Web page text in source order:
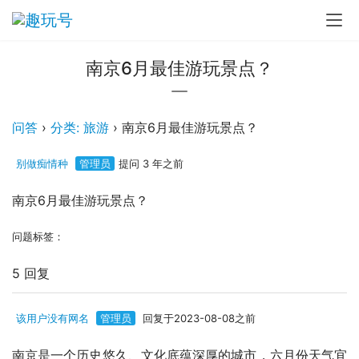
南京6月最佳游玩景点？
问答 › 分类: 旅游 › 南京6月最佳游玩景点？
别做痴情种 管理员 提问 3 年之前
南京6月最佳游玩景点？
问题标签：
5 回复
该用户没有网名 管理员 回复于2023-08-08之前
南京是一个历史悠久、文化底蕴深厚的城市，六月份天气宜